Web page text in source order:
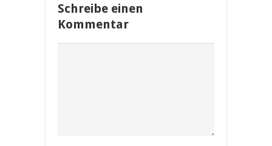
Schreibe einen
Kommentar